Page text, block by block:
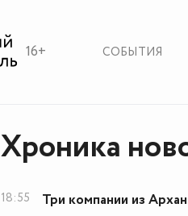
16+ СОБЫТИЯ
Хроника
18:55 Три компании из